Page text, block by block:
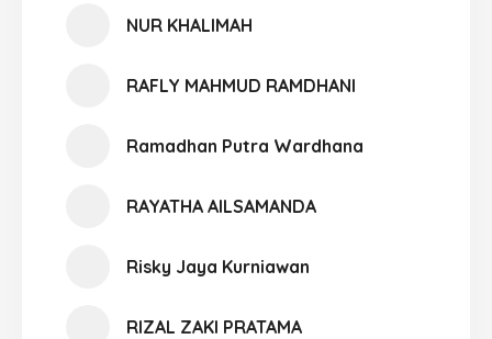
NUR KHALIMAH
RAFLY MAHMUD RAMDHANI
Ramadhan Putra Wardhana
RAYATHA AILSAMANDA
Risky Jaya Kurniawan
RIZAL ZAKI PRATAMA